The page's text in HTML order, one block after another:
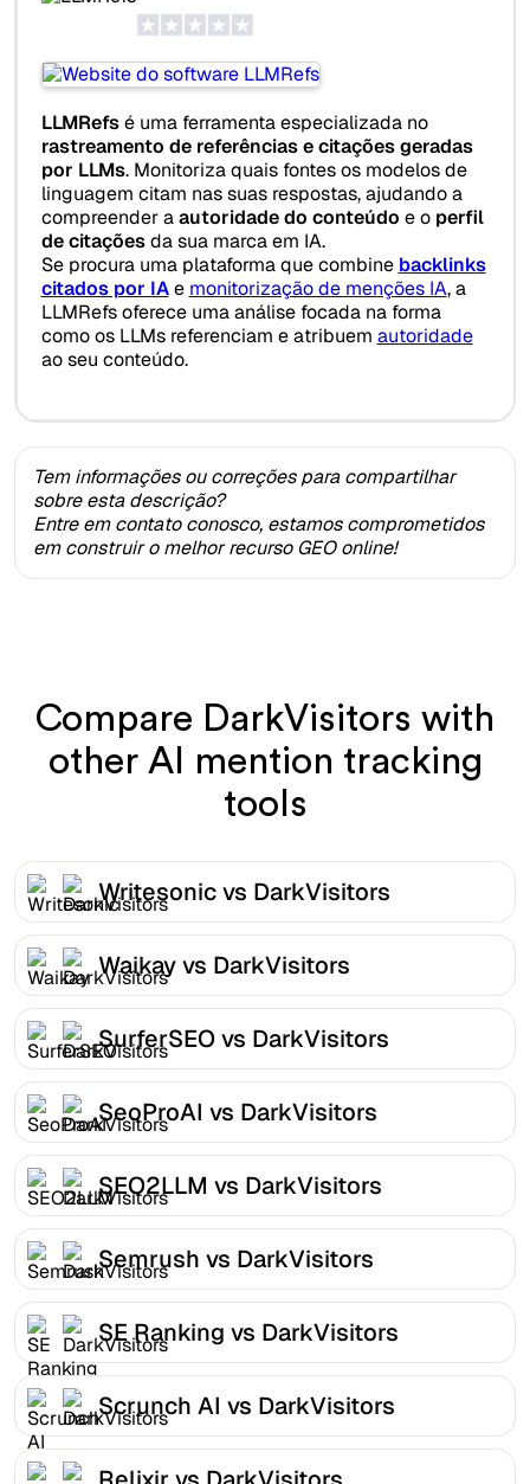
LLMRefsé uma ferramenta especializada no
rastreamento de referências e citações geradas
por LLMs. Monitoriza quais fontes os modelos de
linguagem citam nas suas respostas, ajudando a
compreender aautoridade do conteúdo e o perfil
de citaçõesda sua marca em IA.
Se procura uma plataforma que combine backlinks
citados por IAe monitorização de menções IA, a
LLMRefs oferece uma análise focada na forma
como os LLMs referenciam e atribuem autoridade
ao seu conteúdo.
Tem informações ou correções para compartilhar
sobre esta descrição?
Entre em contato conosco, estamos comprometidos
em construir o melhor recurso GEO online!
Compare DarkVisitors with
other AI mention tracking
tools
Writesonic vs DarkVisitors
Waikay vs DarkVisitors
SurferSEO vs DarkVisitors
SeoProAI vs DarkVisitors
SEO2LLM vs DarkVisitors
Semrush vs DarkVisitors
SE Ranking vs DarkVisitors
Scrunch AI vs DarkVisitors